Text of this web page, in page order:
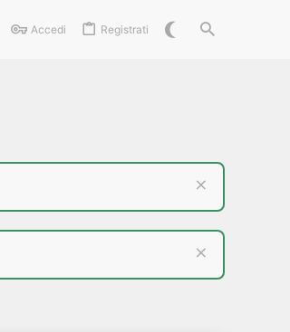
Accedi Registrati